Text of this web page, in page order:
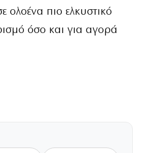
ολοένα πιο ελκυστικό
όσο και για αγορά